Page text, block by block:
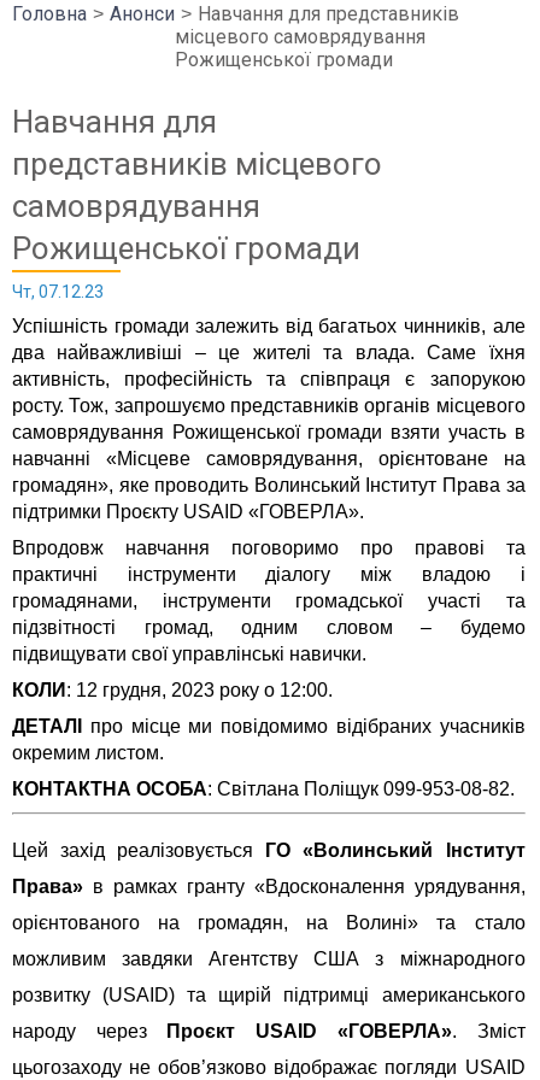
Головна Анонси
Навчання для представників
місцевого самоврядування
Рожищенської громади
Навчання для
представників місцевого
самоврядування
Рожищенської громади
Чт, 07.12.23
Успішність громади залежить від багатьох чинників, але
два найважливіші – це жителі та влада. Саме їхня
активність, професійність та співпраця є запорукою
росту. Тож, запрошуємо представників органів місцевого
самоврядування Рожищенської громади взяти участь в
навчанні «Місцеве самоврядування, орієнтоване на
громадян», яке проводить Волинський Інститут Права за
підтримки Проєкту USAID «ГОВЕРЛА».
Впродовж навчання поговоримо про правові та
практичні інструменти діалогу між владою і
громадянами, інструменти громадської участі та
підзвітності громад, одним словом – будемо
підвищувати свої управлінські навички.
КОЛИ : 12 грудня, 2023 року о 12:00.
ДЕТАЛІ про місце ми повідомимо відібраних учасників
окремим листом.
КОНТАКТНА ОСОБА: Світлана Поліщук 099-953-08-82.
Цей захід реалізовується
ГО «Волинський Інститут
Права» в рамках гранту «Вдосконалення урядування,
орієнтованого на громадян, на Волині» та стало
можливим завдяки Агентству США з міжнародного
розвитку (USAID) та щирій підтримці американського
народу через
Проєкт USAID «ГОВЕРЛА». Зміст
цьогозаходу не обов’язково відображає погляди USAID